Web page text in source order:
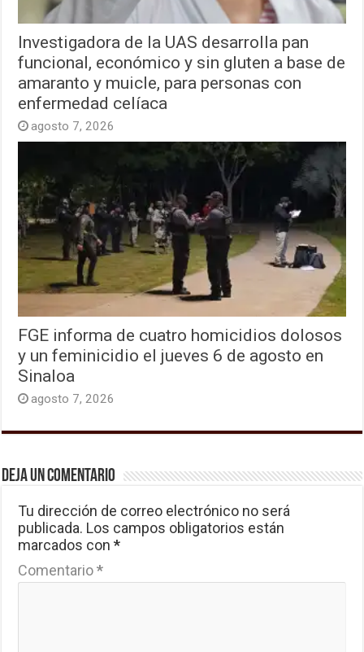
Investigadora de la UAS desarrolla pan
funcional, económico y sin gluten a base de
amaranto y muicle, para personas con
enfermedad celíaca
agosto 7, 2026
FGE informa de cuatro homicidios dolosos
y un feminicidio el jueves 6 de agosto en
Sinaloa
agosto 7, 2026
Deja un comentario
Tu dirección de correo electrónico no será
publicada. Los campos obligatorios están
marcados con*
Comentario*